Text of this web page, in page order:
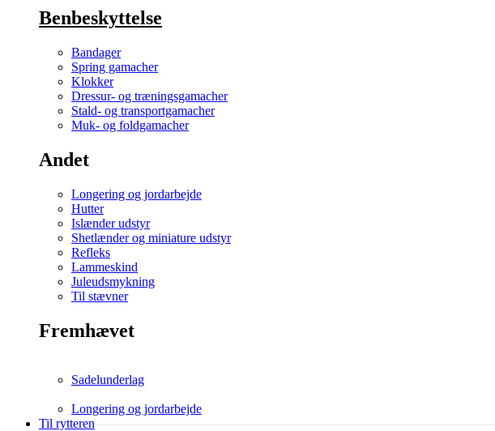
Benbeskyttelse
Bandager
Spring gamacher
Klokker
Dressur- og træningsgamacher
Stald- og transportgamacher
Muk- og foldgamacher
Andet
Longering og jordarbejde
Hutter
Islænder udstyr
Shetlænder og miniature udstyr
Refleks
Lammeskind
Juleudsmykning
Til stævner
Fremhævet
Sadelunderlag
Longering og jordarbejde
Til rytteren